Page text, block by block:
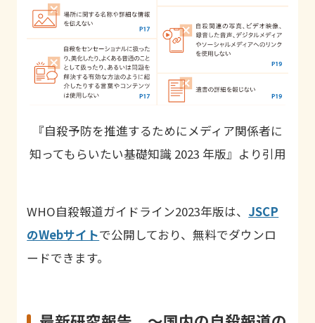
『自殺予防を推進するためにメディア関係者に
知ってもらいたい基礎知識 2023 年版』より引用
WHO自殺報道ガイドライン2023年版は、 JSCP
のWebサイトで公開しており、無料でダウンロ
ードできます。